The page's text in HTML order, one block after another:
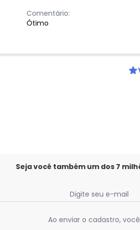
Comentário:
Ótimo
Seja você também um dos 7
Digite seu e-mail
Ao enviar o cadastro,